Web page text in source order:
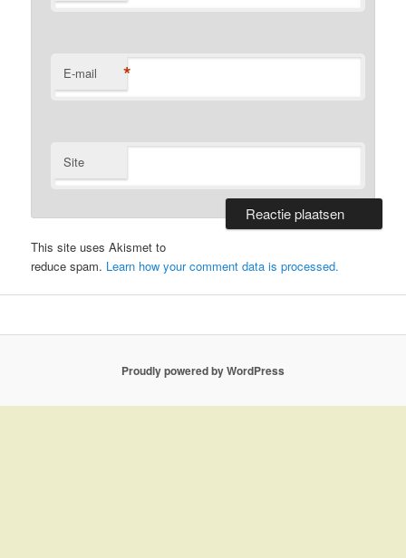
E-mail *
Site
This site uses Akismet to
reduce spam. Learn how your comment data is processed.
Proudly powered by WordPress